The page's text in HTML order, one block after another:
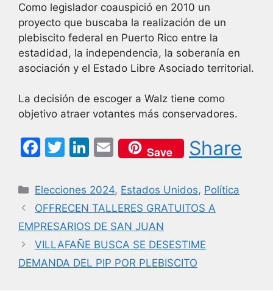
Como legislador coauspició en 2010 un
proyecto que buscaba la realización de un
plebiscito federal en Puerto Rico entre la
estadidad, la independencia, la soberanía en
asociación y el Estado Libre Asociado territorial.
La decisión de escoger a Walz tiene como
objetivo atraer votantes más conservadores.
F
c
e
b
o
o
T
itt
er
Li
k
e
dI
n
E
m
ai
l
Save Share
Categorías
Elecciones 2024, Estados Unidos, Política
OFFRECEN TALLERES GRATUITOS A
EMPRESARIOS DE SAN JUAN
VILLAFAÑE BUSCA SE DESESTIME
DEMANDA DEL PIP POR PLEBISCITO